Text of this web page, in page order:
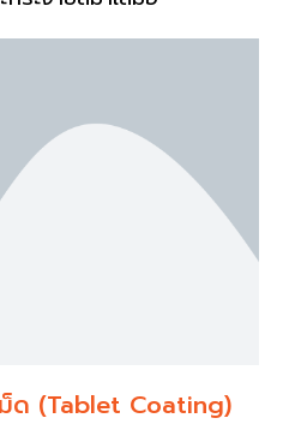
ด (Tablet Coating)